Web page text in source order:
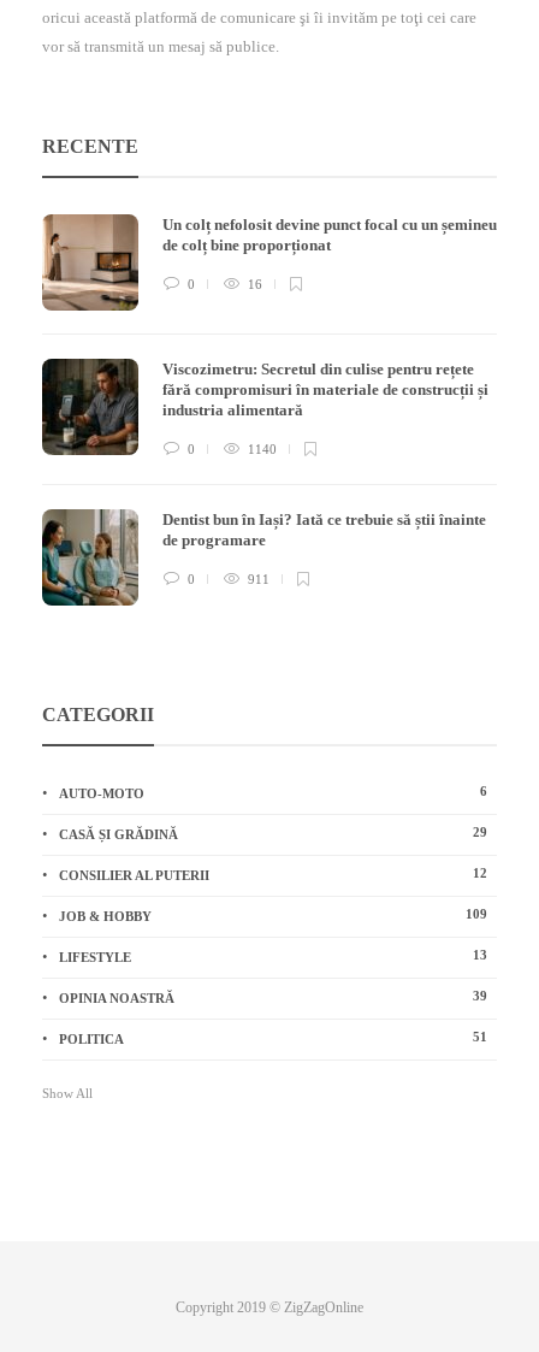
oricui această platformă de comunicare şi îi invităm pe toţi cei care
vor să transmită un mesaj să publice.
RECENTE
Un colț nefolosit devine punct focal cu un șemineu
de colț bine proporționat
0 16
Viscozimetru: Secretul din culise pentru rețete
fără compromisuri în materiale de construcții și
industria alimentară
0 1140
Dentist bun în Iași? Iată ce trebuie să știi înainte
de programare
0 911
CATEGORII
AUTO-MOTO 6
CASĂ ȘI GRĂDINĂ 29
CONSILIER AL PUTERII 12
JOB & HOBBY 109
LIFESTYLE 13
OPINIA NOASTRĂ 39
POLITICA 51
Show All
Copyright 2019 © ZigZagOnline